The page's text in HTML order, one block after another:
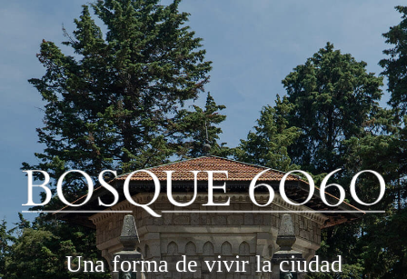
Una forma de vivir la ciudad